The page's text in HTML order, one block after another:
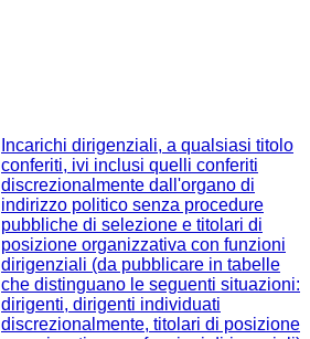
Incarichi dirigenziali, a qualsiasi titolo
conferiti, ivi inclusi quelli conferiti
discrezionalmente dall'organo di
indirizzo politico senza procedure
pubbliche di selezione e titolari di
posizione organizzativa con funzioni
dirigenziali (da pubblicare in tabelle
che distinguano le seguenti situazioni:
dirigenti, dirigenti individuati
discrezionalmente, titolari di posizione